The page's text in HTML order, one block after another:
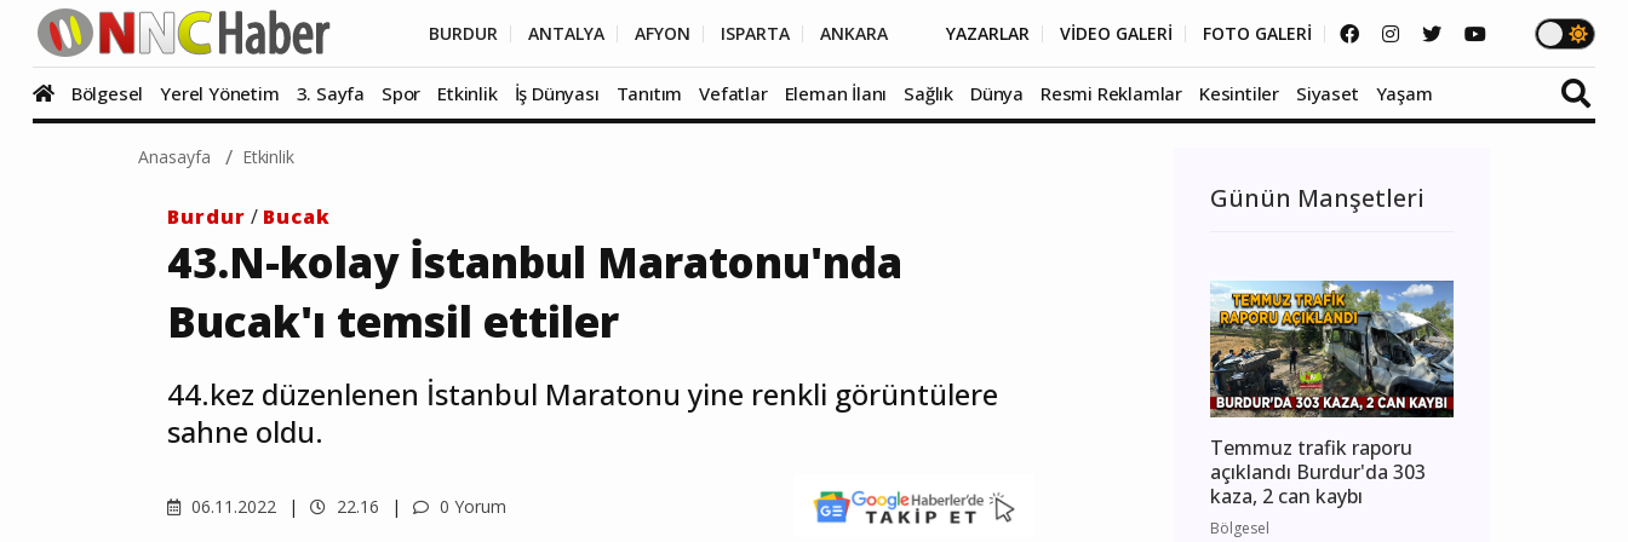
BURDUR ANTALYA AFYON ISPARTA ANKARA YAZARLAR VİDEO GALERİ FOTO GALERİ
Bölgesel Yerel Yönetim 3. Sayfa Spor Etkinlik İş Dünyası Tanıtım Vefatlar Eleman İlanı Sağlık Dünya Resmi Reklamlar Kesintiler Siyaset Yaşam
Anasayfa Etkinlik
Burdur / Bucak
43.N-kolay İstanbul Maratonu'nda
Bucak'ı temsil ettiler
44.kez düzenlenen İstanbul Maratonu yine renkli görüntülere
sahne oldu.
06.11.2022 22.16 0 Yorum
Günün Manşetleri
Temmuz trafik raporu
açıklandı Burdur'da 303
kaza, 2 can kaybı
Bölgesel